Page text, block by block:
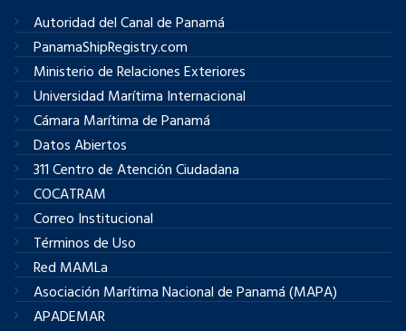
Autoridad del Canal de Panamá
PanamaShipRegistry.com
Ministerio de Relaciones Exteriores
Universidad Marítima Internacional
Cámara Marítima de Panamá
Datos Abiertos
311 Centro de Atención Ciudadana
COCATRAM
Correo Institucional
Términos de Uso
Red MAMLa
Asociación Marítima Nacional de Panamá (MAPA)
APADEMAR